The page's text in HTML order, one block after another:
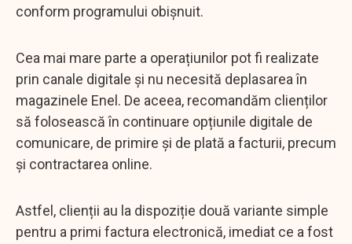
conform programului obişnuit.
Cea mai mare parte a operațiunilor pot fi realizate
prin canale digitale și nu necesită deplasarea în
magazinele Enel. De aceea, recomandăm clienților
să folosească în continuare opțiunile digitale de
comunicare, de primire și de plată a facturii, precum
și contractarea online.
Astfel, clienții au la dispoziție două variante simple
pentru a primi factura electronică, imediat ce a fost